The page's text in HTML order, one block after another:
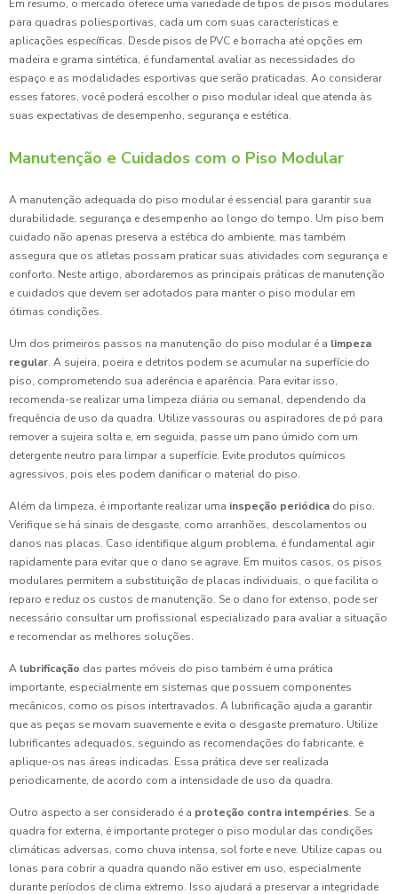
Em resumo, o mercado oferece uma variedade de tipos de pisos modulares
para quadras poliesportivas, cada um com suas características e
aplicações específicas. Desde pisos de PVC e borracha até opções em
madeira e grama sintética, é fundamental avaliar as necessidades do
espaço e as modalidades esportivas que serão praticadas. Ao considerar
esses fatores, você poderá escolher o piso modular ideal que atenda às
suas expectativas de desempenho, segurança e estética.
Manutenção e Cuidados com o Piso Modular
A manutenção adequada do piso modular é essencial para garantir sua
durabilidade, segurança e desempenho ao longo do tempo. Um piso bem
cuidado não apenas preserva a estética do ambiente, mas também
assegura que os atletas possam praticar suas atividades com segurança e
conforto. Neste artigo, abordaremos as principais práticas de manutenção
e cuidados que devem ser adotados para manter o piso modular em
ótimas condições.
Um dos primeiros passos na manutenção do piso modular é a limpeza
regular. A sujeira, poeira e detritos podem se acumular na superfície do
piso, comprometendo sua aderência e aparência. Para evitar isso,
recomenda-se realizar uma limpeza diária ou semanal, dependendo da
frequência de uso da quadra. Utilize vassouras ou aspiradores de pó para
remover a sujeira solta e, em seguida, passe um pano úmido com um
detergente neutro para limpar a superfície. Evite produtos químicos
agressivos, pois eles podem danificar o material do piso.
Além da limpeza, é importante realizar uma inspeção periódica do piso.
Verifique se há sinais de desgaste, como arranhões, descolamentos ou
danos nas placas. Caso identifique algum problema, é fundamental agir
rapidamente para evitar que o dano se agrave. Em muitos casos, os pisos
modulares permitem a substituição de placas individuais, o que facilita o
reparo e reduz os custos de manutenção. Se o dano for extenso, pode ser
necessário consultar um profissional especializado para avaliar a situação
e recomendar as melhores soluções.
A lubrificação das partes móveis do piso também é uma prática
importante, especialmente em sistemas que possuem componentes
mecânicos, como os pisos intertravados. A lubrificação ajuda a garantir
que as peças se movam suavemente e evita o desgaste prematuro. Utilize
lubrificantes adequados, seguindo as recomendações do fabricante, e
aplique-os nas áreas indicadas. Essa prática deve ser realizada
periodicamente, de acordo com a intensidade de uso da quadra.
Outro aspecto a ser considerado é a proteção contra intempéries. Se a
quadra for externa, é importante proteger o piso modular das condições
climáticas adversas, como chuva intensa, sol forte e neve. Utilize capas ou
lonas para cobrir a quadra quando não estiver em uso, especialmente
durante períodos de clima extremo. Isso ajudará a preservar a integridade